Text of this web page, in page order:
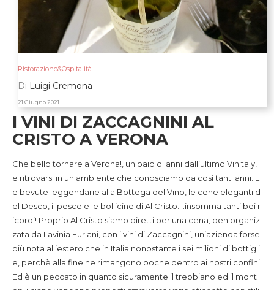
Ristorazione&Ospitalità
Di Luigi Cremona
21 Giugno 2021
I VINI DI ZACCAGNINI AL
CRISTO A VERONA
Che bello tornare a Verona!, un paio di anni dall’ultimo Vinitaly,
e ritrovarsi in un ambiente che conosciamo da così tanti anni. L
e bevute leggendarie alla Bottega del Vino, le cene eleganti d
el Desco, il pesce e le bollicine di Al Cristo….insomma tanti bei r
icordi! Proprio Al Cristo siamo diretti per una cena, ben organiz
zata da Lavinia Furlani, con i vini di Zaccagnini, un’azienda forse
più nota all’estero che in Italia nonostante i sei milioni di bottigli
e, perchè alla fine ne rimangono poche dentro ai nostri confini.
Ed è un peccato in quanto sicuramente il trebbiano ed il mont